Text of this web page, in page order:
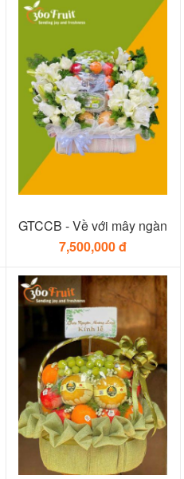
GTCCB - Về với mây ngàn
7,500,000 đ